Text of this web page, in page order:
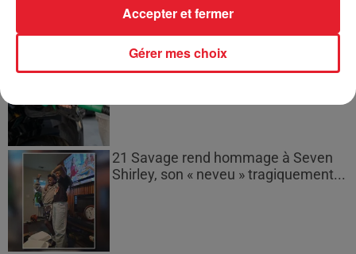
Les prix des carburants explosent :
gazole et SP95-E10 au-dessus de...
21 Savage rend hommage à Seven
Shirley, son « neveu » tragiquement...
Gérer mes choix
Accepter et fermer